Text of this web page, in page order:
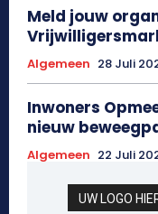
Meld jouw
Algemeen 28 Juli
Inwoners
nieuw
Algemeen 22 Juli
UW LOGO